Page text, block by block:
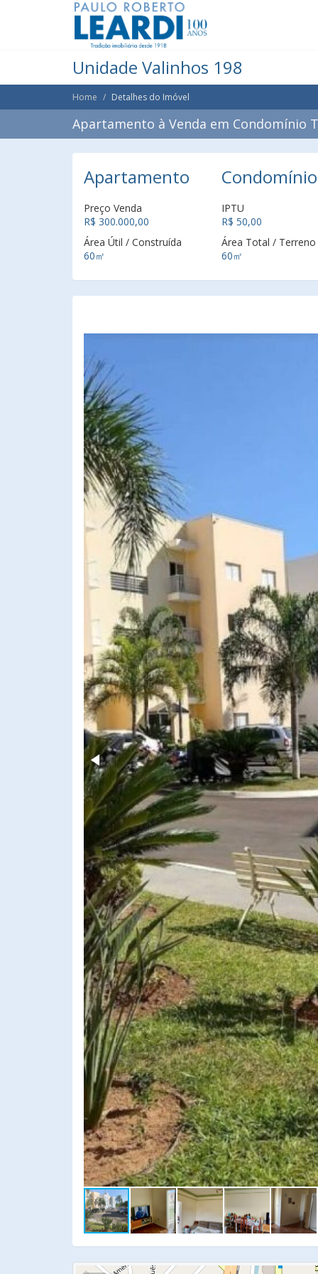
Unidade Valinhos 198
Home Detalhes do Imóvel
Apartamento à Venda em Condomínio
Apartamento
Preço Venda
R$ 300.000,00
IPTU
R$ 50,00
Área Útil / Construída
60㎡
Área Total / Terreno
60㎡